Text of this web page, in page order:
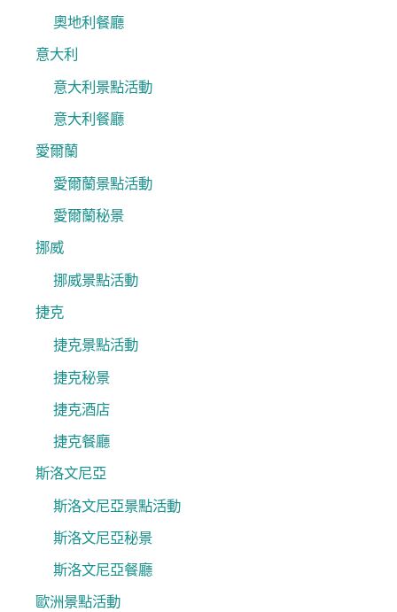
奧地利餐廳
意大利
意大利景點活動
意大利餐廳
愛爾蘭
愛爾蘭景點活動
愛爾蘭秘景
挪威
挪威景點活動
捷克
捷克景點活動
捷克秘景
捷克酒店
捷克餐廳
斯洛文尼亞
斯洛文尼亞景點活動
斯洛文尼亞秘景
斯洛文尼亞餐廳
歐洲景點活動